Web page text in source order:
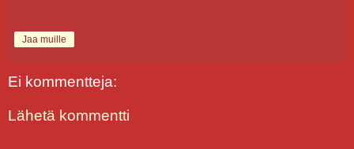
Jaa muille
Ei kommentteja:
Lähetä kommentti